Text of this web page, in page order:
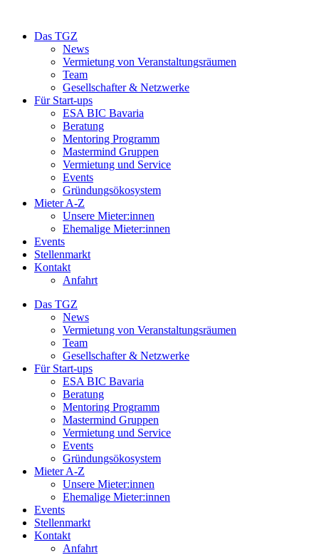
Das TGZ
News
Vermietung von Veranstaltungsräumen
Team
Gesellschafter & Netzwerke
Für Start-ups
ESA BIC Bavaria
Beratung
Mentoring Programm
Mastermind Gruppen
Vermietung und Service
Events
Gründungsökosystem
Mieter A-Z
Unsere Mieter:innen
Ehemalige Mieter:innen
Events
Stellenmarkt
Kontakt
Anfahrt
Das TGZ
News
Vermietung von Veranstaltungsräumen
Team
Gesellschafter & Netzwerke
Für Start-ups
ESA BIC Bavaria
Beratung
Mentoring Programm
Mastermind Gruppen
Vermietung und Service
Events
Gründungsökosystem
Mieter A-Z
Unsere Mieter:innen
Ehemalige Mieter:innen
Events
Stellenmarkt
Kontakt
Anfahrt